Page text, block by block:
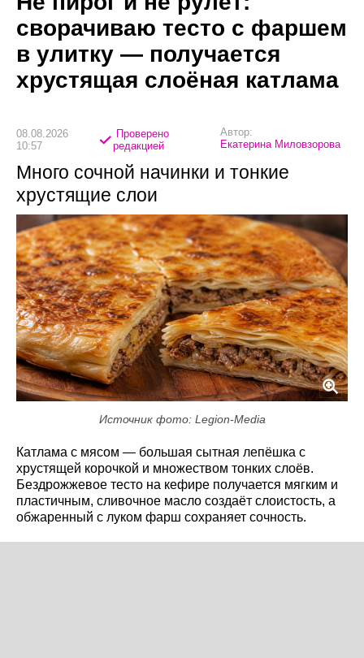
сворачиваю тесто с фаршем
в улитку — получается
хрустящая слоёная катлама
08.08.2026
10:57
Проверено
редакцией
Автор:
Екатерина Миловзорова
Много сочной начинки и тонкие
хрустящие слои
Источник фото: Legion-Media
Катлама с мясом — большая сытная лепёшка с
хрустящей корочкой и множеством тонких слоёв.
Бездрожжевое тесто на кефире получается мягким и
пластичным, сливочное масло создаёт слоистость, а
обжаренный с луком фарш сохраняет сочность.